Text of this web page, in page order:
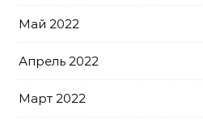
Май 2022
Апрель 2022
Март 2022